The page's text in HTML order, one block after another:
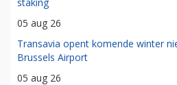
05 aug 26
Transavia opent komende winter
Brussels Airport
05 aug 26